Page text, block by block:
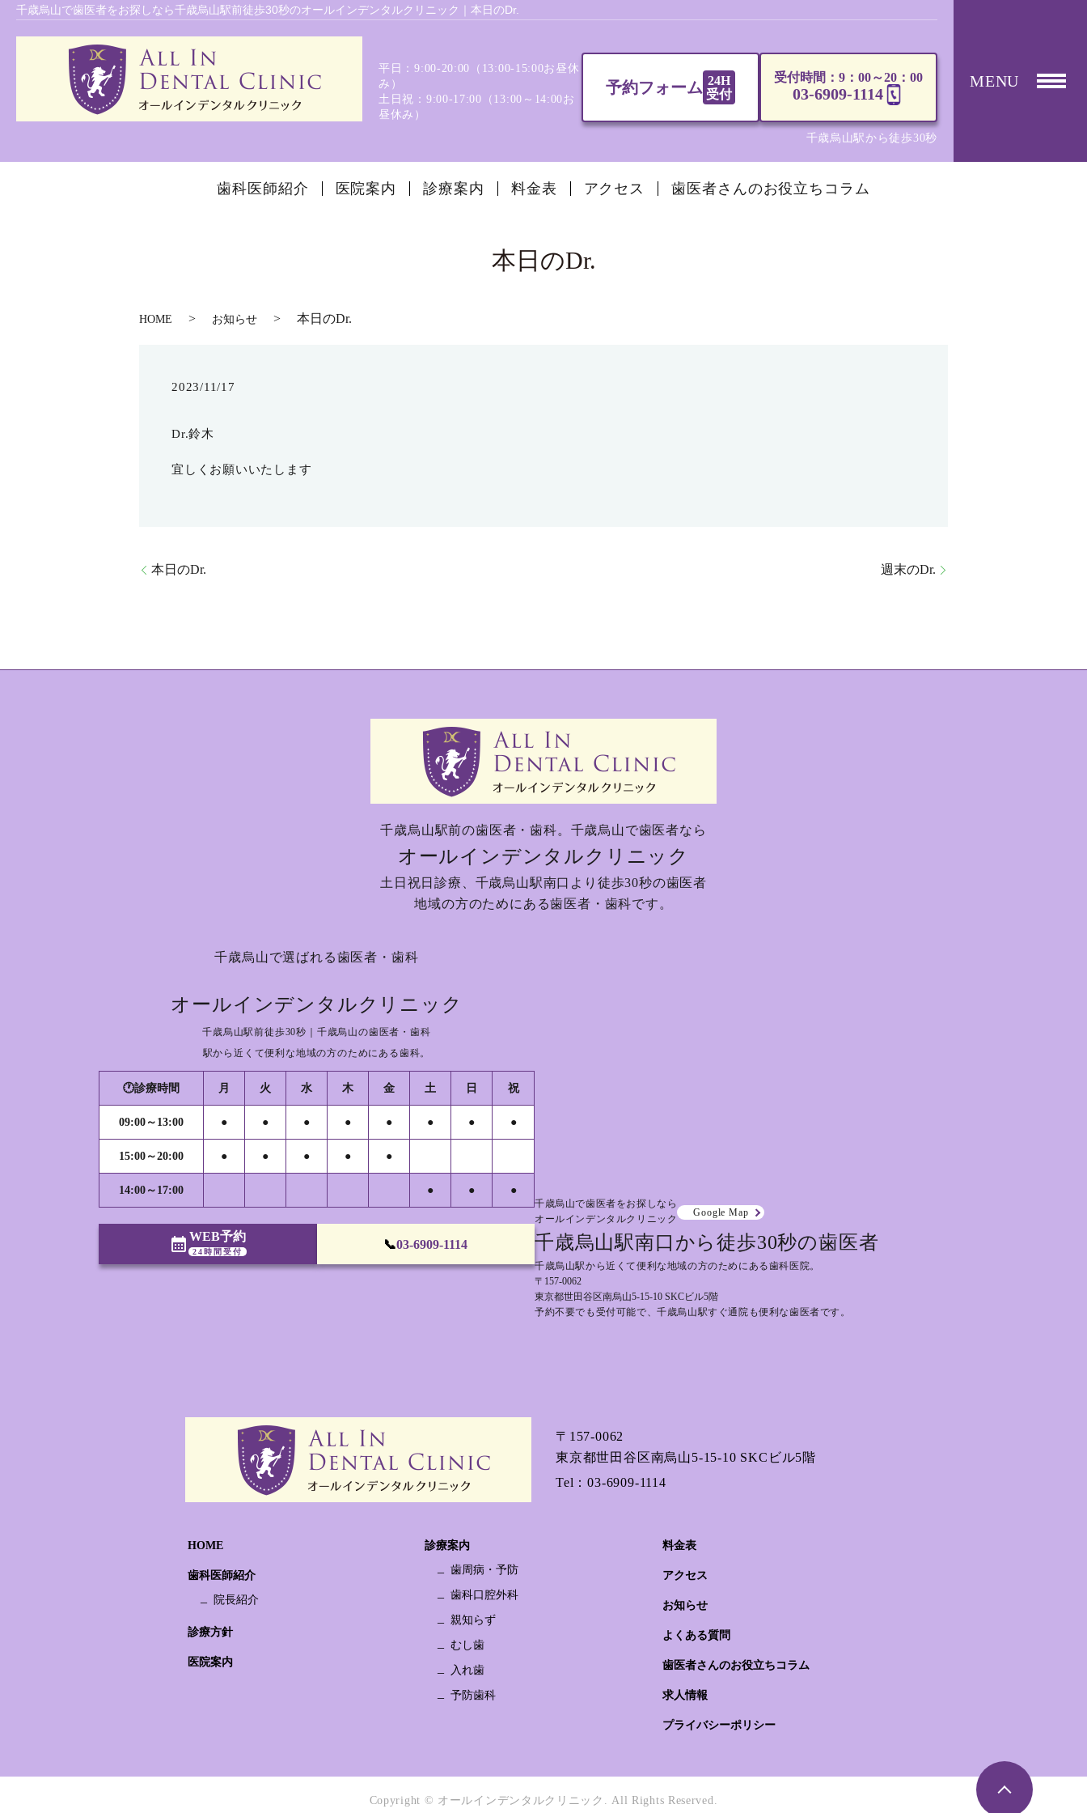
千歳烏山で歯医者をお探しなら千歳烏山駅前徒歩30秒のオールインデンタルクリニック｜本日のDr.
平日：9:00-20:00（13:00‐15:00お昼休
み）
土日祝：9:00-17:00（13:00～14:00お
昼休み）
予約フォーム 24H
受付
受付時間：9：00～20：00
03-6909-1114
千歳烏山駅から徒歩30秒
MENU
歯科医師紹介 医院案内 診療案内 料金表 アクセス 歯医者さんのお役立ちコラム
本日のDr.
HOME お知らせ 本日のDr.
2023/11/17
Dr.鈴木
宜しくお願いいたします
本日のDr. 週末のDr.
千歳烏山駅前の歯医者・歯科。 千歳烏山で歯医者なら
オールインデンタルクリニック
土日祝日診療、 千歳烏山駅南口より徒歩30秒の歯医者
地域の方のためにある歯医者・歯科です。
千歳烏山で選ばれる歯医者・歯科
オールインデンタルクリニック
千歳烏山駅前徒歩30秒｜千歳烏山の歯医者・歯科
駅から近くて便利な地域の方のためにある歯科。
🕐診療時間 月 火 水 木 金 土 日 祝
09:00～13:00 ● ● ● ● ● ● ● ●
15:00～20:00 ● ● ● ● ●
14:00～17:00 ● ● ●
calendar_month WEB予約
24時間受付
📞03-6909-1114
千歳烏山で歯医者をお探しなら
オールインデンタルクリニック
Google Map
千歳烏山駅南口から徒歩30秒の歯医者
千歳烏山駅から近くて便利な地域の方のためにある歯科医院。
〒157-0062
東京都世田谷区南烏山5-15-10 SKCビル5階
予約不要でも受付可能で、千歳烏山駅すぐ通院も便利な歯医者です。
〒157-0062
東京都世田谷区南烏山5-15-10 SKCビル5階
Tel：03-6909-1114
HOME
歯科医師紹介
院長紹介
診療方針
医院案内
診療案内
歯周病・予防
歯科口腔外科
親知らず
むし歯
入れ歯
予防歯科
料金表
アクセス
お知らせ
よくある質問
歯医者さんのお役立ちコラム
求人情報
プライバシーポリシー
Copyright © オールインデンタルクリニック.All Rights Reserved.